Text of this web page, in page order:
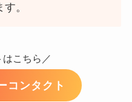
。
こちら／
コンタクト